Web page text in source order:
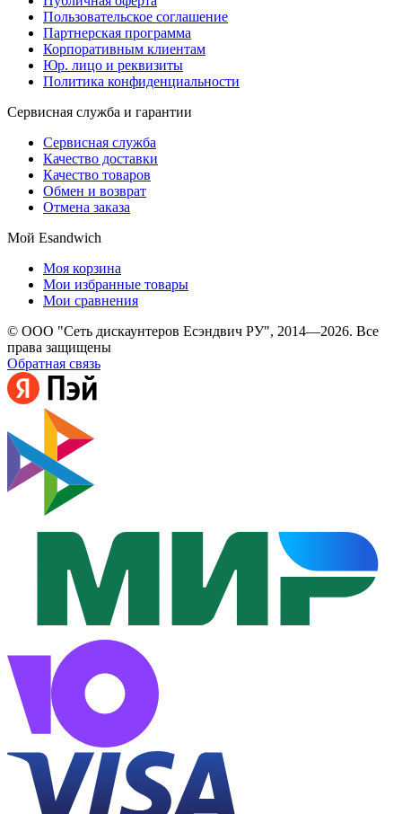
Пользовательское соглашение
Партнерская программа
Корпоративным клиентам
Юр. лицо и реквизиты
Политика конфиденциальности
Сервисная служба и гарантии
Сервисная служба
Качество доставки
Качество товаров
Обмен и возврат
Отмена заказа
Мой Esandwich
Моя корзина
Мои избранные товары
Мои сравнения
© ООО "Сеть дискаунтеров Есэндвич РУ", 2014—2026. Все
права защищены
Обратная связь